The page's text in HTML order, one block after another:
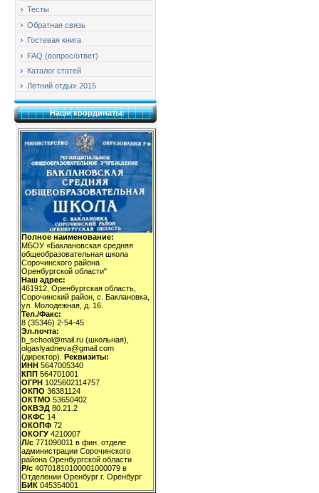
Тесты
Обратная связь
Гостевая книга
FAQ (вопрос/ответ)
Каталог статей
Летний отдых 2015
Наши координаты:
Полное наименование:
МБОУ «Баклановская средняя
общеобразовательная школа
Сорочинского района
Оренбургской области"
Наш адрес:
461912, Оренбургская область,
Сорочинский район, с. Баклановка,
ул. Молодежная, д. 16.
Тел./Факс:
8 (35346) 2-54-45
Эл.почта:
b_school@mail.ru (школьная),
olgaslyadneva@gmail.com
(директор). Реквизиты:
ИНН 5647005340
КПП 564701001
ОГРН 1025602114757
ОКПО 36381124
ОКТМО 53650402
ОКВЭД 80.21.2
ОКФС 14
ОКОПФ 72
ОКОГУ 4210007
Л/с 771090011 в фин. отделе
администрации Сорочинского
района Оренбургской области
Р/с 40701810100001000079 в
Отделении Оренбург г. Оренбург
БИК 045354001